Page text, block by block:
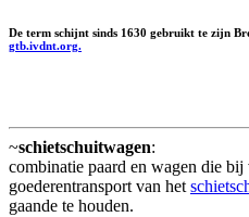
De term schijnt sinds 1630 gebruikt te zijn
gtb.ivdnt.org.
~schietschuitwagen:
combinatie paard en wagen die
goederentransport van het
gaande te houden.